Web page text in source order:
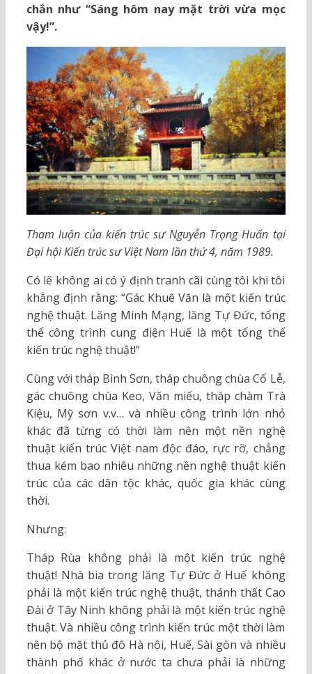
chắn như “Sáng hôm nay mặt trời vừa mọc
vậy!”.
Tham luận của kiến trúc sư Nguyễn Trọng Huấn tại
Đại hội Kiến trúc sư Việt Nam lần thứ 4, năm 1989.
Có lẽ không ai có ý định tranh cãi cùng tôi khi tôi
khẳng định rằng: “Gác Khuê Văn là một kiến trúc
nghệ thuật. Lăng Minh Mạng, lăng Tự Đức, tổng
thể công trình cung điện Huế là một tổng thể
kiến trúc nghệ thuật!”
Cùng với tháp Bình Sơn, tháp chuông chùa Cổ Lễ,
gác chuông chùa Keo, Văn miếu, tháp chàm Trà
Kiệu, Mỹ sơn v.v… và nhiều công trình lớn nhỏ
khác đã từng có thời làm nên một nền nghệ
thuật kiến trúc Việt nam độc đáo, rực rỡ, chẳng
thua kém bao nhiêu những nền nghệ thuật kiến
trúc của các dân tộc khác, quốc gia khác cùng
thời.
Nhưng:
Tháp Rùa không phải là một kiến trúc nghệ
thuật! Nhà bia trong lăng Tự Đức ở Huế không
phải là một kiến trúc nghệ thuật, thánh thất Cao
Đài ở Tây Ninh không phải là một kiến trúc nghệ
thuật. Và nhiều công trình kiến trúc một thời làm
nên bộ mặt thủ đô Hà nội, Huế, Sài gòn và nhiều
thành phố khác ở nước ta chưa phải là những